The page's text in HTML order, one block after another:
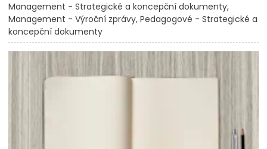
Management - Strategické a koncepční dokumenty
Management - Výroční zprávy Pedagogové - Strategické a
koncepční dokumenty